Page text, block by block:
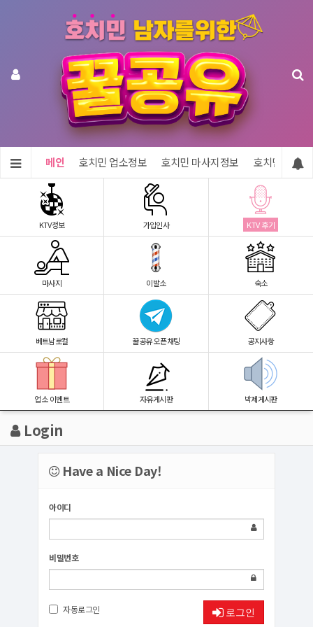
메인 호치민 업소정보 호치민 마사지정보 호치민 숙소
KTV정보 가입인사 KTV 후기
마사지 이발소 숙소
베트남로컬 꿀공유 오픈채팅 공지사항
업소 이벤트 자유게시판 박제게시판
Login
Have a Nice Day!
아이디
비밀번호
자동로그인 로그인